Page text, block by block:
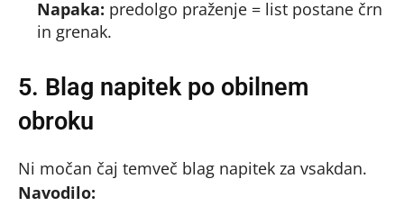
Napaka: predolgo praženje = list postane črn
in grenak.
5. Blag napitek po obilnem
obroku
Ni močan čaj temveč blag napitek za vsakdan.
Navodilo: